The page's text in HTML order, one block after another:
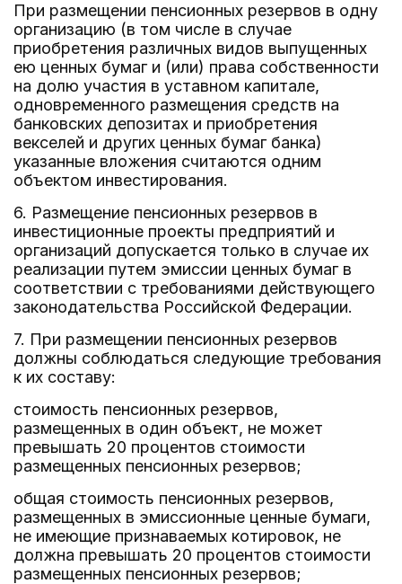
При размещении пенсионных резервов в одну
организацию (в том числе в случае
приобретения различных видов выпущенных
ею ценных бумаг и (или) права собственности
на долю участия в уставном капитале,
одновременного размещения средств на
банковских депозитах и приобретения
векселей и других ценных бумаг банка)
указанные вложения считаются одним
объектом инвестирования.
6. Размещение пенсионных резервов в
инвестиционные проекты предприятий и
организаций допускается только в случае их
реализации путем эмиссии ценных бумаг в
соответствии с требованиями действующего
законодательства Российской Федерации.
7. При размещении пенсионных резервов
должны соблюдаться следующие требования
к их составу:
стоимость пенсионных резервов,
размещенных в один объект, не может
превышать 20 процентов стоимости
размещенных пенсионных резервов;
общая стоимость пенсионных резервов,
размещенных в эмиссионные ценные бумаги,
не имеющие признаваемых котировок, не
должна превышать 20 процентов стоимости
размещенных пенсионных резервов;